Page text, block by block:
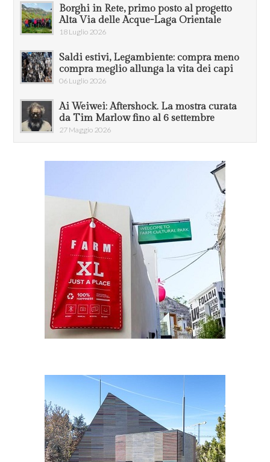
Borghi in Rete, primo posto al progetto
Alta Via delle Acque-Laga Orientale
18 Luglio 2026
Saldi estivi, Legambiente: compra meno
compra meglio allunga la vita dei capi
06 Luglio 2026
Ai Weiwei: Aftershock. La mostra curata
da Tim Marlow fino al 6 settembre
27 Maggio 2026